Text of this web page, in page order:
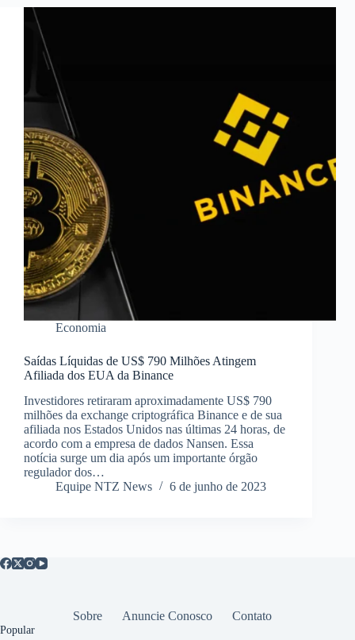
Economia
Saídas Líquidas de US$ 790 Milhões Atingem
Afiliada dos EUA da Binance
Investidores retiraram aproximadamente US$ 790
milhões da exchange criptográfica Binance e de sua
afiliada nos Estados Unidos nas últimas 24 horas, de
acordo com a empresa de dados Nansen. Essa
notícia surge um dia após um importante órgão
regulador dos…
Equipe NTZ News
6 de junho de 2023
Sobre Anuncie Conosco Contato
Popular